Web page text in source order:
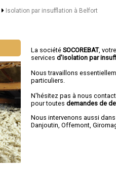
Isolation par insufflation à Belfort
La sociétéSOCOREBAT,
servicesd'isolation par
Nous travaillons
particuliers.
N'hésitez pas à nous
pour toutesdemandes de
Nous intervenons aussi
Danjoutin ,Offemont ,